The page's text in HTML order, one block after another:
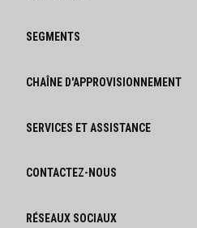
SEGMENTS
CHAÎNE D'APPROVISIONNEMENT
SERVICES ET ASSISTANCE
CONTACTEZ-NOUS
RÉSEAUX SOCIAUX